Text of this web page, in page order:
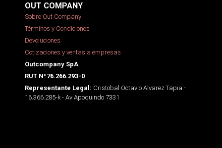
OUT COMPANY
Sobre Out Company
Términos y Condiciones
Devoluciones
Cotizaciones y ventas a empresas
Outcompany SpA
RUT Nº76.266.293-0
Representante Legal: Cristobal Octavio Alvarez Tapia -
16.366.285-k - Av Apoquindo 7331